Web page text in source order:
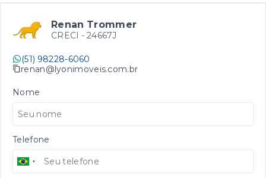
Renan Trommer
CRECI - 24667J
(51) 98228-6060
renan@lyonimoveis.com.br
Nome
Telefone